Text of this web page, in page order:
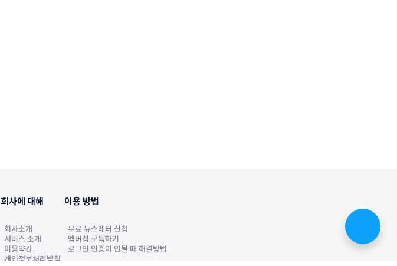
회사에 대해
회사소개
서비스 소개
이용약관
개인정보처리방침
이용 방법
무료 뉴스레터 신청
멤버십 구독하기
로그인 인증이 안될 때 해결방법